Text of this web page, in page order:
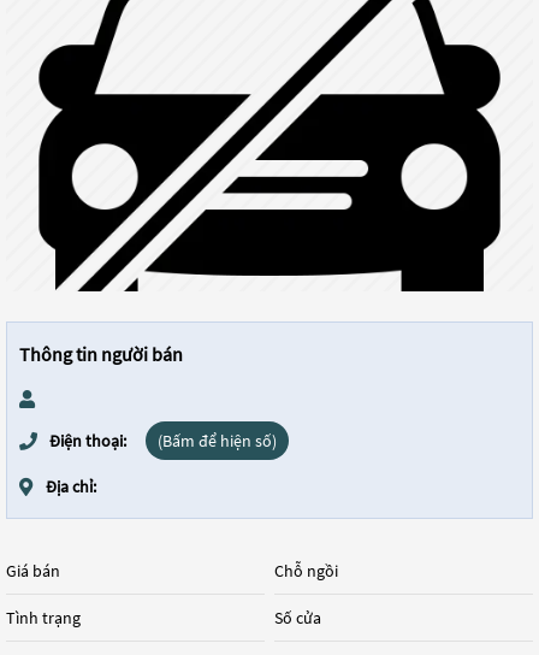
Thông tin người bán
Điện thoại: (Bấm để hiện số)
Địa chỉ:
Giá bán
Tình trạng
Chỗ ngồi
Số cửa